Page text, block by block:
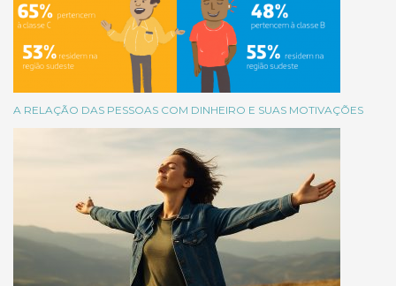
A RELAÇÃO DAS PESSOAS COM DINHEIRO E SUAS MOTIVAÇÕES